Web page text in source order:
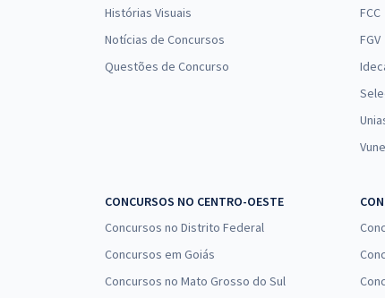
Histórias Visuais
Notícias de Concursos
Questões de Concurso
FCC
FGV
CONCURSOS NO CENTRO-OESTE
Concursos no Distrito Federal
Concursos em Goiás
Concursos no Mato Grosso do Sul